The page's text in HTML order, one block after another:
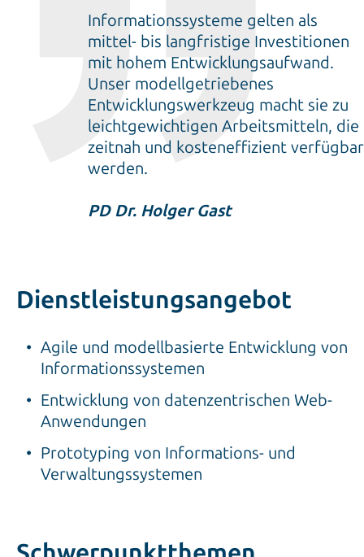
Informationssysteme gelten als
mittel- bis langfristige Investitionen
mit hohem Entwicklungsaufwand.
Unser modellgetriebenes
Entwicklungswerkzeug macht sie zu
leichtgewichtigen Arbeitsmitteln, die
zeitnah und kosteneffizient verfügbar
werden.
PD Dr. Holger Gast
Dienstleistungsangebot
Agile und modellbasierte Entwicklung von
Informationssystemen
Entwicklung von datenzentrischen Web-
Anwendungen
Prototyping von Informations- und
Verwaltungssystemen